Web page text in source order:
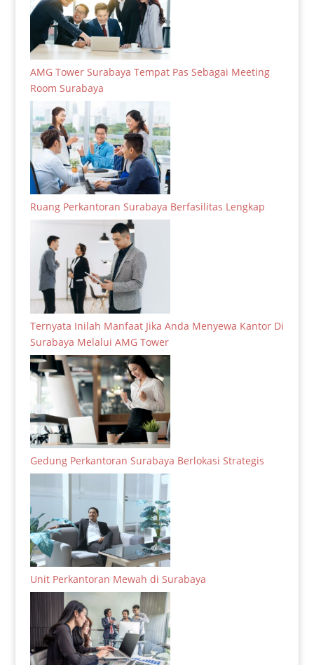
AMG Tower Surabaya Tempat Pas Sebagai Meeting
Room Surabaya
Ruang Perkantoran Surabaya Berfasilitas Lengkap
Ternyata Inilah Manfaat Jika Anda Menyewa Kantor Di
Surabaya Melalui AMG Tower
Gedung Perkantoran Surabaya Berlokasi Strategis
Unit Perkantoran Mewah di Surabaya